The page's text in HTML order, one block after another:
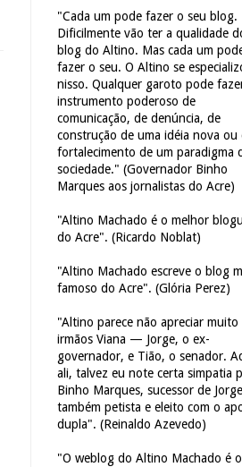
"Cada um pode fazer o seu blog.
Dificilmente vão ter a qualidade
blog do Altino. Mas cada um
fazer o seu. O Altino se
nisso. Qualquer garoto pode
instrumento poderoso de
comunicação, de denúncia, de
construção de uma idéia nova ou
fortalecimento de um paradigma
sociedade." (Governador Binho
Marques aos jornalistas do Acre)
"Altino Machado é o melhor
do Acre". (Ricardo Noblat)
"Altino Machado escreve o blog
famoso do Acre". (Glória Perez)
"Altino parece não apreciar muito
irmãos Viana — Jorge, o ex-
governador, e Tião, o senador.
ali, talvez eu note certa simpatia
Binho Marques, sucessor de
também petista e eleito com o
dupla". (Reinaldo Azevedo)
"O weblog do Altino Machado é o